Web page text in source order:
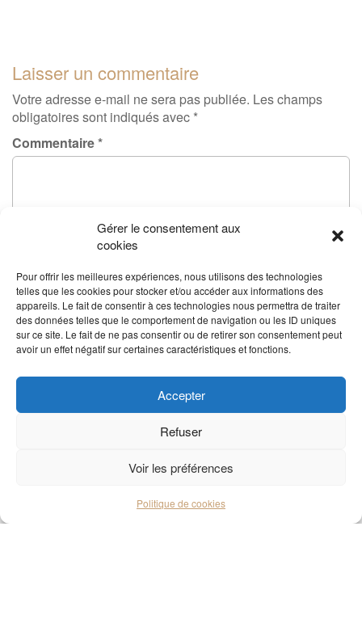
Gérer le consentement aux
cookies
Pour offrir les meilleures expériences, nous utilisons des technologies
telles que les cookies pour stocker et/ou accéder aux informations des
appareils. Le fait de consentir à ces technologies nous permettra de traiter
des données telles que le comportement de navigation ou les ID uniques
sur ce site. Le fait de ne pas consentir ou de retirer son consentement peut
avoir un effet négatif sur certaines caractéristiques et fonctions.
Accepter
Refuser
Voir les préférences
Politique de cookies
Laisser un commentaire
Votre adresse e-mail ne sera pas publiée. Les champs
obligatoires sont indiqués avec *
Commentaire*